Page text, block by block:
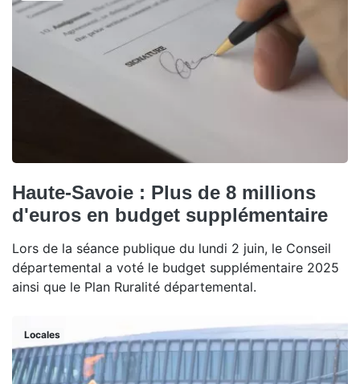
Haute-Savoie : Plus de 8 millions
d'euros en budget supplémentaire
Lors de la séance publique du lundi 2 juin, le Conseil
départemental a voté le budget supplémentaire 2025
ainsi que le Plan Ruralité départemental.
Locales